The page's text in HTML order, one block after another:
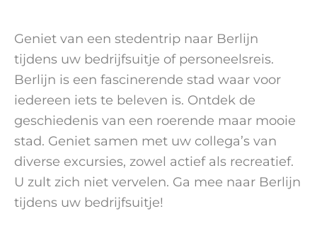
Geniet van een stedentrip naar Berlijn
tijdens uw bedrijfsuitje of personeelsreis.
Berlijn is een fascinerende stad waar voor
iedereen iets te beleven is. Ontdek de
geschiedenis van een roerende maar mooie
stad. Geniet samen met uw collega’s van
diverse excursies, zowel actief als recreatief.
U zult zich niet vervelen. Ga mee naar Berlijn
tijdens uw bedrijfsuitje!